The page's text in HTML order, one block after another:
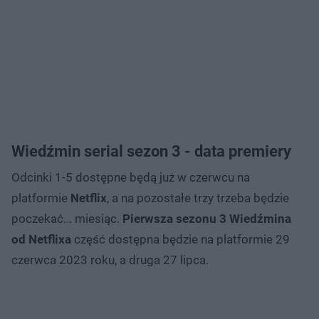
Wiedźmin serial sezon 3 - data premiery
Odcinki 1-5 dostępne będą już w czerwcu na
platformie Netflix, a na pozostałe trzy trzeba będzie
poczekać... miesiąc. Pierwsza sezonu 3 Wiedźmina
od Netflixa część dostępna będzie na platformie 29
czerwca 2023 roku, a druga 27 lipca.